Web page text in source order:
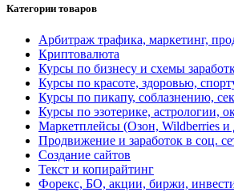
Категории товаров
Арбитраж трафика, маркетинг,
Криптовалюта
Курсы по бизнесу и схемы
Курсы по красоте, здоровью,
Курсы по пикапу, соблазнению,
Курсы по эзотерике, астрологии,
Маркетплейсы (Озон, Wildberries и
Продвижение и заработок в соц.
Создание сайтов
Текст и копирайтинг
Форекс, БО, акции, биржи,